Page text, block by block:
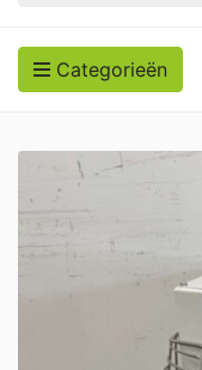
Categorieën